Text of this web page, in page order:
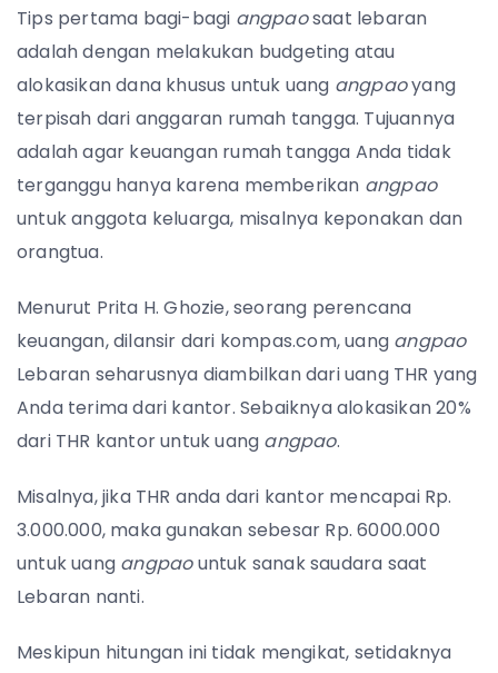
Tips pertama bagi-bagi angpaosaat lebaran
adalah dengan melakukan budgeting atau
alokasikan dana khusus untuk uang angpaoyang
terpisah dari anggaran rumah tangga. Tujuannya
adalah agar keuangan rumah tangga Anda tidak
terganggu hanya karena memberikan angpao
untuk anggota keluarga, misalnya keponakan dan
orangtua.
Menurut Prita H. Ghozie, seorang perencana
keuangan, dilansir dari kompas.com, uang angpao
Lebaran seharusnya diambilkan dari uang THR yang
Anda terima dari kantor. Sebaiknya alokasikan 20%
dari THR kantor untuk uang angpao.
Misalnya, jika THR anda dari kantor mencapai Rp.
3.000.000, maka gunakan sebesar Rp. 6000.000
untuk uang angpaountuk sanak saudara saat
Lebaran nanti.
Meskipun hitungan ini tidak mengikat, setidaknya